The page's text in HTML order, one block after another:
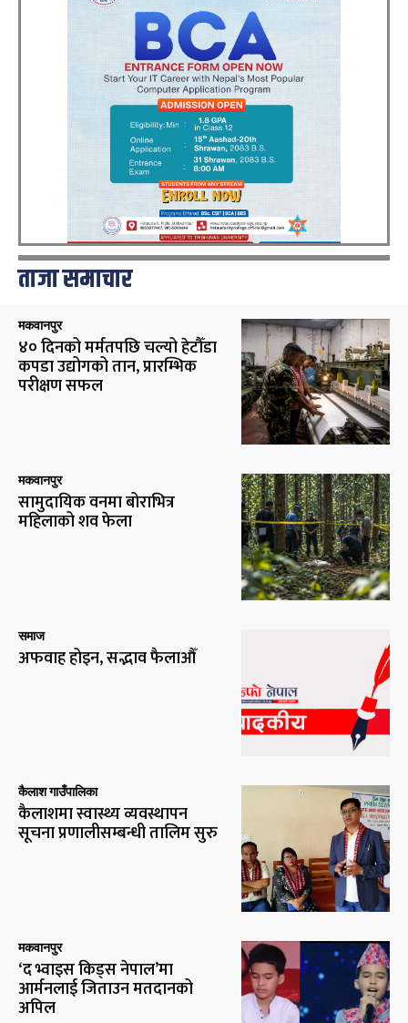
ताजा समाचार
मकवानपुर
४० दिनको मर्मतपछि चल्यो हेटौँडा
कपडा उद्योगको तान, प्रारम्भिक
परीक्षण सफल
मकवानपुर
सामुदायिक वनमा बोराभित्र
महिलाको शव फेला
समाज
अफवाह होइन, सद्भाव फैलाऔँ
कैलाश गाउँपालिका
कैलाशमा स्वास्थ्य व्यवस्थापन
सूचना प्रणालीसम्बन्धी तालिम सुरु
मकवानपुर
‘द भ्वाइस किड्स नेपाल’मा
आर्मनलाई जिताउन मतदानको
अपिल